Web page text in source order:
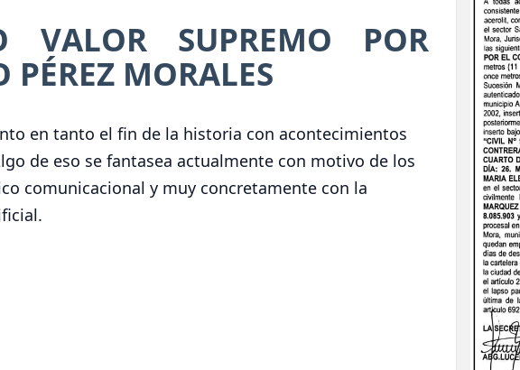
VALOR SUPREMO POR
MORALES
en tanto el fin de la historia con acontecimientos
de eso se fantasea actualmente con motivo de los
comunicacional y muy concretamente con la